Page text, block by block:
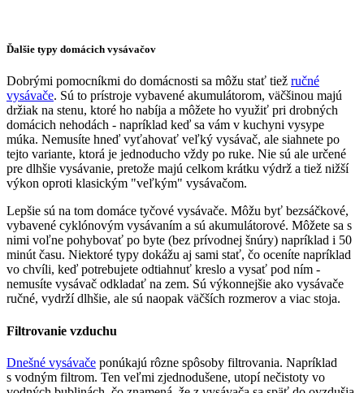
Ďalšie typy domácich vysávačov
Dobrými pomocníkmi do domácnosti sa môžu stať tiež ručné
vysávače. Sú to prístroje vybavené akumulátorom, väčšinou majú
držiak na stenu, ktoré ho nabíja a môžete ho využiť pri drobných
domácich nehodách - napríklad keď sa vám v kuchyni vysype
múka. Nemusíte hneď vyťahovať veľký vysávač, ale siahnete po
tejto variante, ktorá je jednoducho vždy po ruke. Nie sú ale určené
pre dlhšie vysávanie, pretože majú celkom krátku výdrž a tiež nižší
výkon oproti klasickým "veľkým" vysávačom.
Lepšie sú na tom domáce tyčové vysávače. Môžu byť bezsáčkové,
vybavené cyklónovým vysávaním a sú akumulátorové. Môžete sa s
nimi voľne pohybovať po byte (bez prívodnej šnúry) napríklad i 50
minút času. Niektoré typy dokážu aj sami stať, čo oceníte napríklad
vo chvíli, keď potrebujete odtiahnuť kreslo a vysať pod ním -
nemusíte vysávač odkladať na zem. Sú výkonnejšie ako vysávače
ručné, vydrží dlhšie, ale sú naopak väčších rozmerov a viac stoja.
Filtrovanie vzduchu
Dnešné vysávače ponúkajú rôzne spôsoby filtrovania. Napríklad
s vodným filtrom. Ten veľmi zjednodušene, utopí nečistoty vo